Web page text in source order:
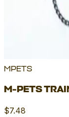
MPETS
M-PETS
$7.48